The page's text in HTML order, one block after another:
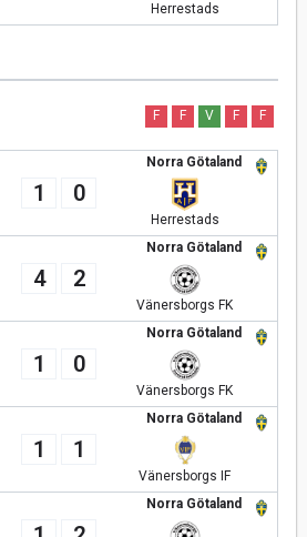
Herrestads
F F V F F
Norra Götaland
1 0
Herrestads
Norra Götaland
4 2
Vänersborgs FK
Norra Götaland
1 0
Vänersborgs FK
Norra Götaland
1 1
Vänersborgs IF
Norra Götaland